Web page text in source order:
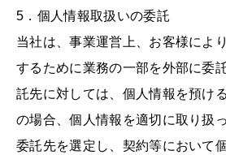
5．個人情報取扱いの委託
当社は、事業運営上、お客様によ
するために業務の一部を外部に委
託先に対しては、個人情報を預け
の場合、個人情報を適切に取り扱
委託先を選定し、契約等において